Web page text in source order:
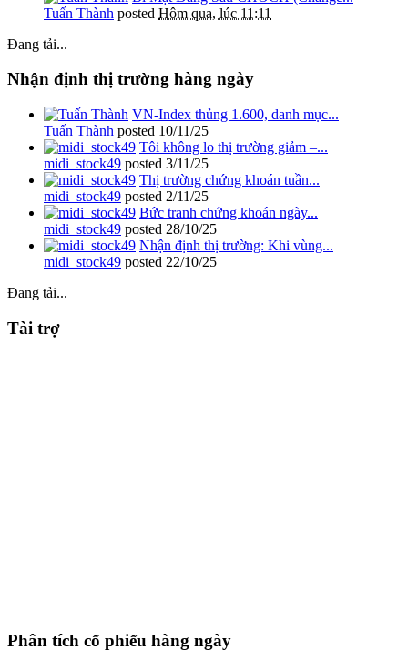
Tuấn Thành posted Hôm qua, lúc 11:11
Đang tải...
Nhận định thị trường hàng ngày
VN-Index thủng 1.600, danh mục...
Tuấn Thành posted 10/11/25
Tôi không lo thị trường giảm –...
midi_stock49 posted 3/11/25
Thị trường chứng khoán tuần...
midi_stock49 posted 2/11/25
Bức tranh chứng khoán ngày...
midi_stock49 posted 28/10/25
Nhận định thị trường: Khi vùng...
midi_stock49 posted 22/10/25
Đang tải...
Tài trợ
Phân tích cổ phiếu hàng ngày